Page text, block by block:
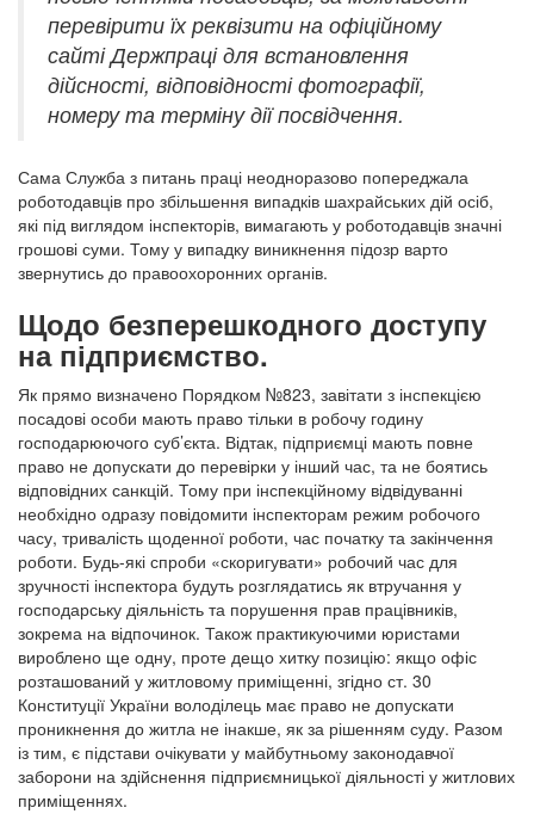
перевірити їх реквізити на офіційному
сайті Держпраці для встановлення
дійсності, відповідності фотографії,
номеру та терміну дії посвідчення.
Сама Служба з питань праці неодноразово попереджала
роботодавців про збільшення випадків шахрайських дій осіб,
які під виглядом інспекторів, вимагають у роботодавців значні
грошові суми. Тому у випадку виникнення підозр варто
звернутись до правоохоронних органів.
Щодо безперешкодного доступу
на підприємство.
Як прямо визначено Порядком №823, завітати з інспекцією
посадові особи мають право тільки в робочу годину
господарюючого суб’єкта. Відтак, підприємці мають повне
право не допускати до перевірки у інший час, та не боятись
відповідних санкцій. Тому при інспекційному відвідуванні
необхідно одразу повідомити інспекторам режим робочого
часу, тривалість щоденної роботи, час початку та закінчення
роботи. Будь-які спроби «скоригувати» робочий час для
зручності інспектора будуть розглядатись як втручання у
господарську діяльність та порушення прав працівників,
зокрема на відпочинок. Також практикуючими юристами
вироблено ще одну, проте дещо хитку позицію: якщо офіс
розташований у житловому приміщенні, згідно ст. 30
Конституції України володілець має право не допускати
проникнення до житла не інакше, як за рішенням суду. Разом
із тим, є підстави очікувати у майбутньому законодавчої
заборони на здійснення підприємницької діяльності у житлових
приміщеннях.